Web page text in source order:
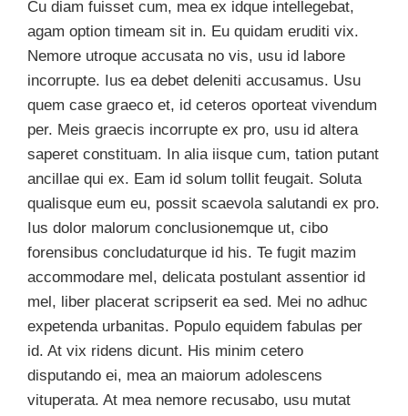
Cu diam fuisset cum, mea ex idque intellegebat,
agam option timeam sit in. Eu quidam eruditi vix.
Nemore utroque accusata no vis, usu id labore
incorrupte. Ius ea debet deleniti accusamus. Usu
quem case graeco et, id ceteros oporteat vivendum
per. Meis graecis incorrupte ex pro, usu id altera
saperet constituam. In alia iisque cum, tation putant
ancillae qui ex. Eam id solum tollit feugait. Soluta
qualisque eum eu, possit scaevola salutandi ex pro.
Ius dolor malorum conclusionemque ut, cibo
forensibus concludaturque id his. Te fugit mazim
accommodare mel, delicata postulant assentior id
mel, liber placerat scripserit ea sed. Mei no adhuc
expetenda urbanitas. Populo equidem fabulas per
id. At vix ridens dicunt. His minim cetero
disputando ei, mea an maiorum adolescens
vituperata. At mea nemore recusabo, usu mutat